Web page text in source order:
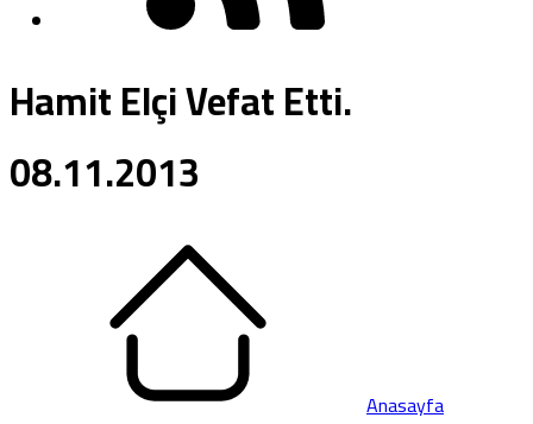
Hamit Elçi Vefat Etti.
08.11.2013
Anasayfa